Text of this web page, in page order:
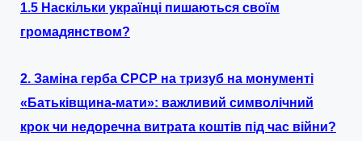
1.5 Наскільки українці пишаються своїм
громадянством?
2. Заміна герба СРСР на тризуб на монументі
«Батьківщина-мати»: важливий символічний
крок чи недоречна витрата коштів під час війни?